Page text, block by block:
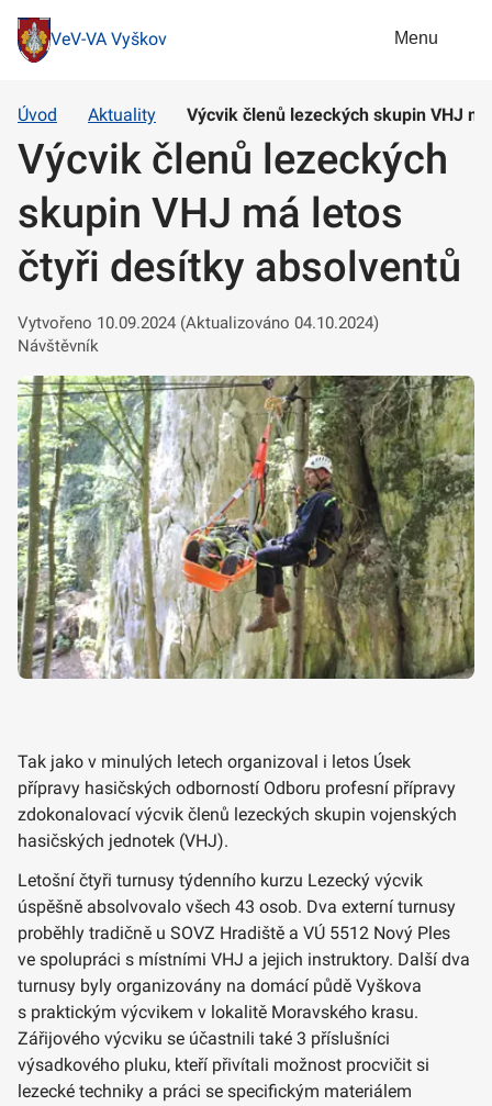
VeV-VA Vyškov Menu
Úvod Aktuality Výcvik členů lezeckých skupin VHJ
Výcvik členů lezeckých
skupin VHJ má letos
čtyři desítky absolventů
Vytvořeno 10.09.2024 (Aktualizováno 04.10.2024)
Návštěvník
Tak jako v minulých letech organizoval i letos Úsek
přípravy hasičských odborností Odboru profesní přípravy
zdokonalovací výcvik členů lezeckých skupin vojenských
hasičských jednotek (VHJ).
Letošní čtyři turnusy týdenního kurzu Lezecký výcvik
úspěšně absolvovalo všech 43 osob. Dva externí turnusy
proběhly tradičně u SOVZ Hradiště a VÚ 5512 Nový Ples
ve spolupráci s místními VHJ a jejich instruktory. Další dva
turnusy byly organizovány na domácí půdě Vyškova
s praktickým výcvikem v lokalitě Moravského krasu.
Zářijového výcviku se účastnili také 3 příslušníci
výsadkového pluku, kteří přivítali možnost procvičit si
lezecké techniky a práci se specifickým materiálem